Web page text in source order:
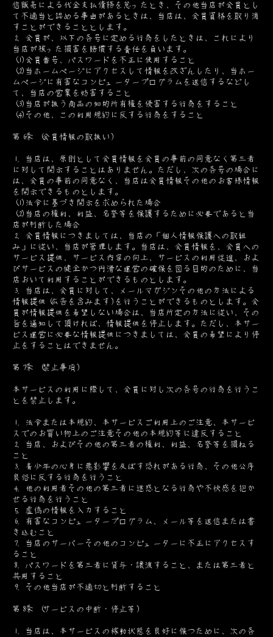
信販売による代金支払債務を怠ったとき、その他当店が会員とし
て不適当と認める事由があるときは、当店は、会員資格を取り消
すことができることとします。
2. 会員が、以下の各号に定める行為をしたときは、これにより
当店が被った損害を賠償する責任を負います。
(1)会員番号、パスワードを不正に使用すること
(2)当ホームページにアクセスして情報を改ざんしたり、当ホー
ムページに有害なコンピュータープログラムを送信するなどし
て、当店の営業を妨害すること
(3)当店が扱う商品の知的所有権を侵害する行為をすること
(4)その他、この利用規約に反する行為をすること
第6条 (会員情報の取扱い)
1. 当店は、原則として会員情報を会員の事前の同意なく第三者
に対して開示することはありません。ただし、次の各号の場合に
は、会員の事前の同意なく、当店は会員情報その他のお客様情報
を開示できるものとします。
(1)法令に基づき開示を求められた場合
(2)当店の権利、利益、名誉等を保護するために必要であると当
店が判断した場合
2. 会員情報につきましては、当店の「個人情報保護への取組
み」に従い、当店が管理します。当店は、会員情報を、会員への
サービス提供、サービス内容の向上、サービスの利用促進、およ
びサービスの健全かつ円滑な運営の確保を図る目的のために、当
店おいて利用することができるものとします。
3. 当店は、会員に対して、メールマガジンその他の方法による
情報提供(広告を含みます)を行うことができるものとします。会
員が情報提供を希望しない場合は、当店所定の方法に従い、その
旨を通知して頂ければ、情報提供を停止します。ただし、本サー
ビス運営に必要な情報提供につきましては、会員の希望により停
止をすることはできません。
第7条 (禁止事項)
本サービスの利用に際して、会員に対し次の各号の行為を行うこ
とを禁止します。
1. 法令または本規約、本サービスご利用上のご注意、本サービ
スでのお買い物上のご注意その他の本規約等に違反すること
2. 当店、およびその他の第三者の権利、利益、名誉等を損ねる
こと
3. 青少年の心身に悪影響を及ぼす恐れがある行為、その他公序
良俗に反する行為を行うこと
4. 他の利用者その他の第三者に迷惑となる行為や不快感を抱か
せる行為を行うこと
5. 虚偽の情報を入力すること
6. 有害なコンピュータープログラム、メール等を送信または書
き込むこと
7. 当店のサーバーその他のコンピューターに不正にアクセスす
ること
8. パスワードを第三者に貸与・譲渡すること、または第三者と
共用すること
9. その他当店が不適切と判断すること
第8条 (サービスの中断・停止等)
1. 当店は、本サービスの稼動状態を良好に保つために、次の各